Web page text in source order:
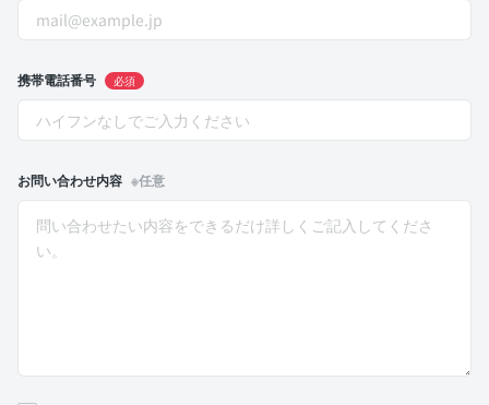
携帯電話番号 必須
お問い合わせ内容 ※任意